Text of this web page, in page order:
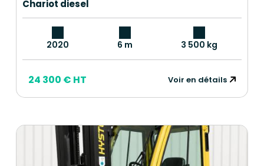
Chariot diesel
2020 6 m 3 500 kg
24 300 € HT Voir en détails